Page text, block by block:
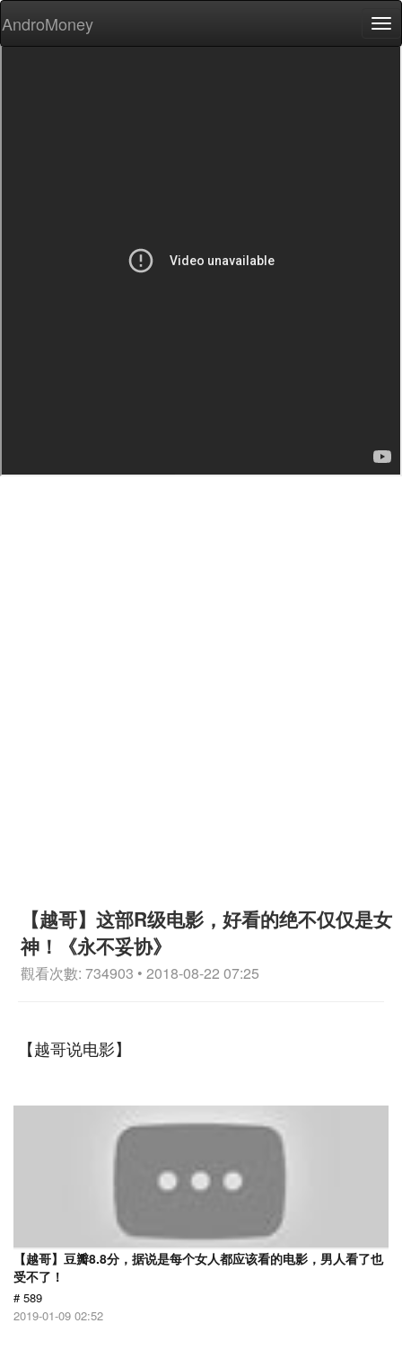
AndroMoney
【越哥】这部R级电影，好看的绝不仅仅是女
神！《永不妥协》
觀看次數: 734903 • 2018-08-22 07:25
【越哥说电影】
【越哥】豆瓣8.8分，据说是每个女人都应该看的电影，男人看了也
受不了！
# 589
2019-01-09 02:52